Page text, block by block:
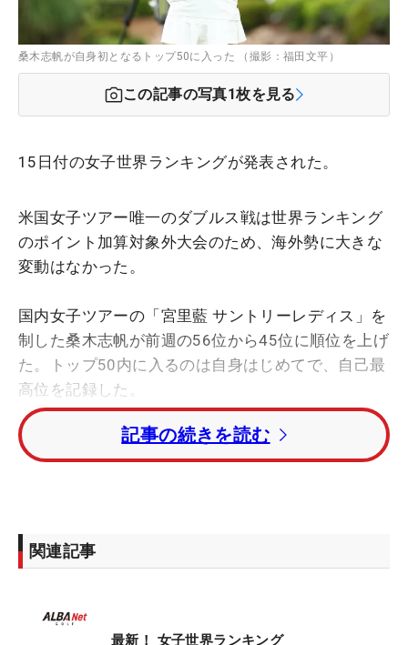
桑木志帆が自身初となるトップ50に入った （撮影：福田文平）
この記事の写真1枚を見る
15日付の女子世界ランキングが発表された。
米国女子ツアー唯一のダブルス戦は世界ランキング
のポイント加算対象外大会のため、海外勢に大きな
変動はなかった。
国内女子ツアーの「宮里藍 サントリーレディス」を
制した桑木志帆が前週の56位から45位に順位を上げ
た。トップ50内に入るのは自身はじめてで、自己最
高位を記録した。
同大会で桑木と優勝争いを演じた永井花奈が28ラン
クアップで106位まで浮上。2018年7月以来、8年ぶ
トップ50に日本勢は11人で山下美夢有がトップの8
位。畑岡奈紗（15位）、西郷真央（18位）、岩井明
位）、勝みなみ（30位）、佐久間朱莉（33位）、古
江彩佳（42位）、河本結（43位）と続いていく。
記事の続きを読む
関連記事
最新！ 女子世界ランキング